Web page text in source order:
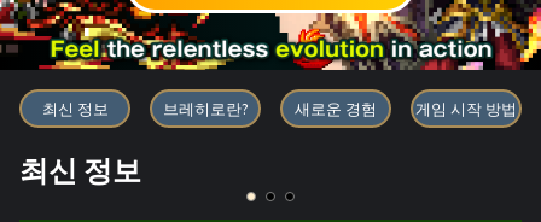
블록체인 게임 「BRAVE
최신 정보 브레히로란? 새로운 경험 게임 시작 방법
최신 정보